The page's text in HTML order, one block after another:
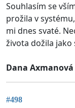
Souhlasím se
prožila v
mi dnes svaté.
života dožila jako
Dana
#498